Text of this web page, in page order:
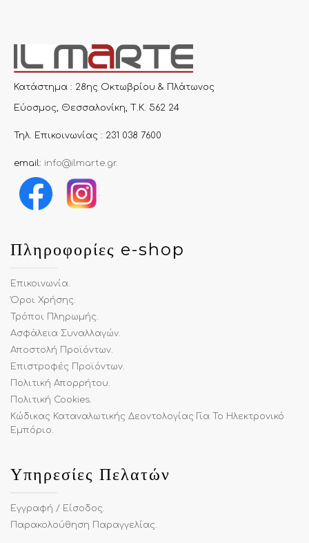
Κατάστημα : 28ης Οκτωβρίου & Πλάτωνος
Εύοσμος, Θεσσαλονίκη, Τ.Κ. 562 24
Τηλ. Επικοινωνίας : 231 038 7600
email: info@ilmarte.gr.
. .
Πληροφορίες e-shop
Επικοινωνία
Όροι Χρήσης
Τρόποι Πληρωμής
Ασφάλεια Συναλλαγών
Αποστολή Προϊόντων
Επιστροφές Προϊόντων
Πολιτική Απορρήτου
Πολιτική Cookies
Κώδικας Καταναλωτικής Δεοντολογίας Για Το Ηλεκτρονικό
Εμπόριο
Υπηρεσίες Πελατών
Εγγραφή / Είσοδος
Παρακολούθηση Παραγγελίας